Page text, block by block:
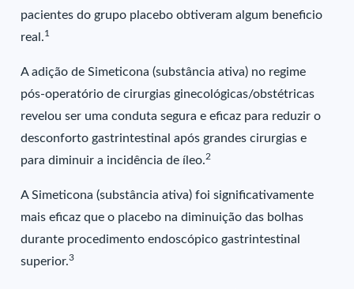
pacientes do grupo placebo obtiveram algum beneficio
real.1
A adição de Simeticona (substância ativa) no regime
pós-operatório de cirurgias ginecológicas/obstétricas
revelou ser uma conduta segura e eficaz para reduzir o
desconforto gastrintestinal após grandes cirurgias e
para diminuir a incidência de íleo.2
A Simeticona (substância ativa) foi significativamente
mais eficaz que o placebo na diminuição das bolhas
durante procedimento endoscópico gastrintestinal
superior.3